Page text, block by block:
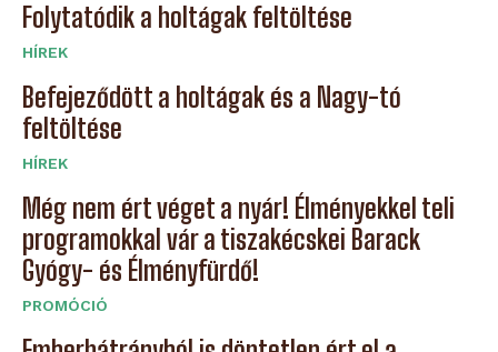
Folytatódik a holtágak feltöltése
HÍREK
Befejeződött a holtágak és a Nagy-tó
feltöltése
HÍREK
Még nem ért véget a nyár! Élményekkel teli
programokkal vár a tiszakécskei Barack
Gyógy- és Élményfürdő!
PROMÓCIÓ